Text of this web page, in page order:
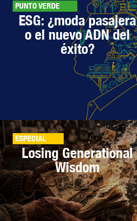
PUNTO VERDE
ESG: ¿moda pasajera
o el nuevo ADN del
éxito?
ESPECIAL
Losing Generational
Wisdom